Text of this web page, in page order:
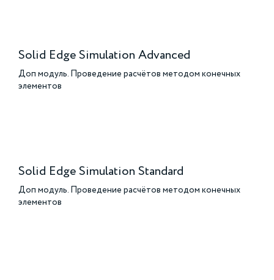
Solid Edge Simulation Advanced
Доп модуль. Проведение расчётов методом конечных
элементов
Solid Edge Simulation Standard
Доп модуль. Проведение расчётов методом конечных
элементов